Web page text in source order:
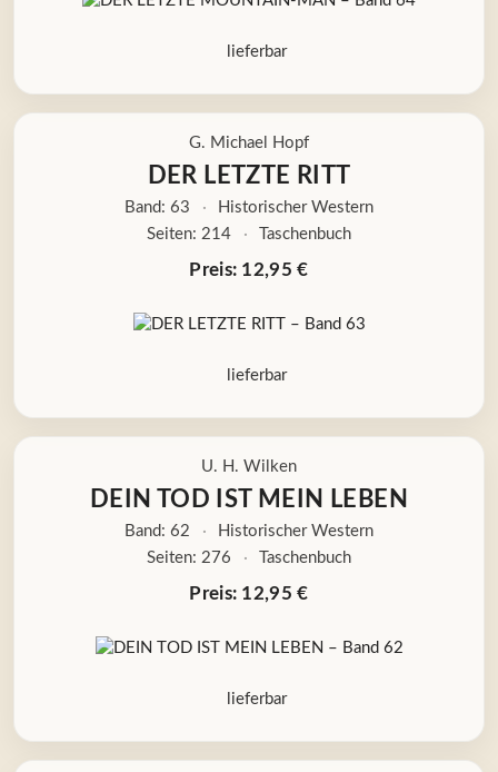
lieferbar
G. Michael Hopf
DER LETZTE RITT
Band: 63 ·
Historischer Western
Seiten: 214
· Taschenbuch
Preis: 12,95 €
lieferbar
U. H. Wilken
DEIN TOD IST MEIN LEBEN
Band: 62 ·
Historischer Western
Seiten: 276
· Taschenbuch
Preis: 12,95 €
lieferbar